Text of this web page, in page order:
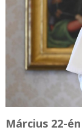
Március 22-